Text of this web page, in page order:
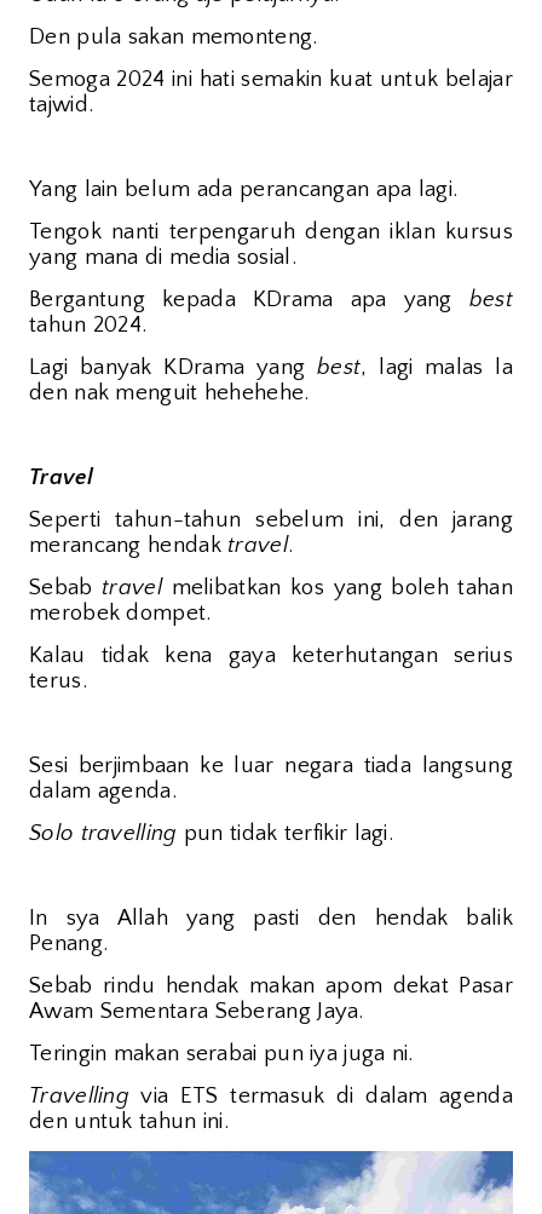
Den pula sakan memonteng.
Semoga 2024 ini hati semakin kuat untuk belajar
tajwid.
Yang lain belum ada perancangan apa lagi.
Tengok nanti terpengaruh dengan iklan kursus
yang mana di media sosial.
Bergantung kepada KDrama apa yang best
tahun 2024.
Lagi banyak KDrama yang best, lagi malas la
den nak menguit hehehehe.
Travel
Seperti tahun-tahun sebelum ini, den jarang
merancang hendak travel.
Sebab travel melibatkan kos yang boleh tahan
merobek dompet.
Kalau tidak kena gaya keterhutangan serius
terus.
Sesi berjimbaan ke luar negara tiada langsung
dalam agenda.
Solo travelling pun tidak terfikir lagi.
In sya Allah yang pasti den hendak balik
Penang.
Sebab rindu hendak makan apom dekat Pasar
Awam Sementara Seberang Jaya.
Teringin makan serabai pun iya juga ni.
Travelling via ETS termasuk di dalam agenda
den untuk tahun ini.